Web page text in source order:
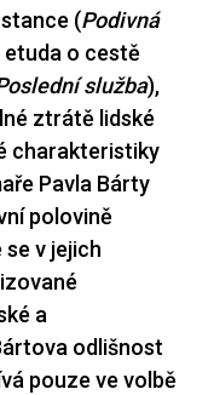
(Podivná
o cestě
služba),
ztrátě lidské
charakteristiky
Pavla Bárty
polovině
v jejich
a
odlišnost
pouze ve volbě